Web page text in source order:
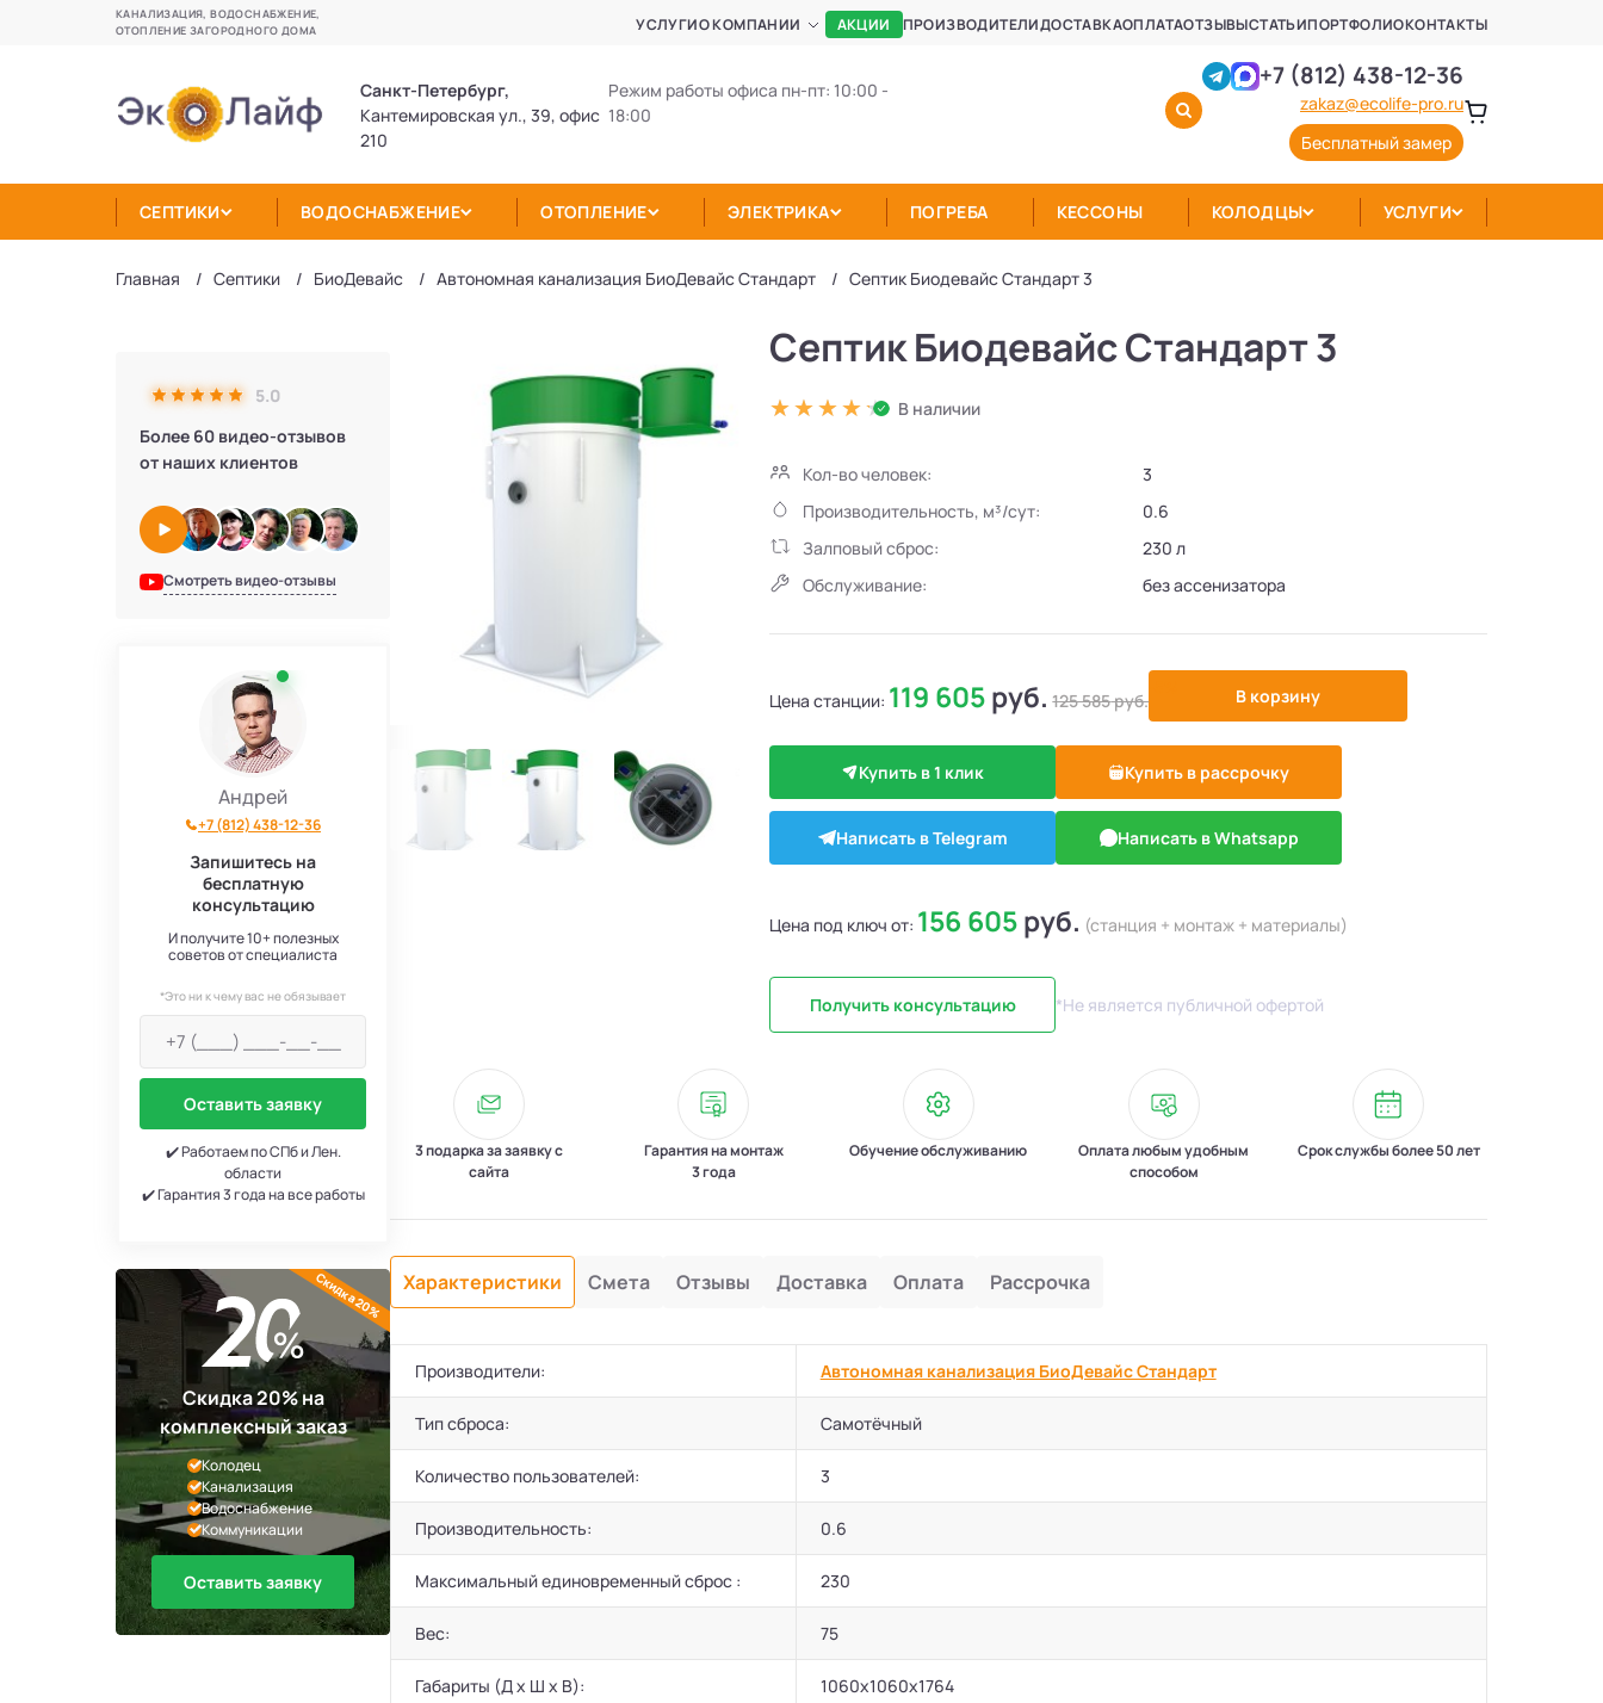
КАНАЛИЗАЦИЯ, ВОДОСНАБЖЕНИЕ,
ОТОПЛЕНИЕ ЗАГОРОДНОГО ДОМА
УСЛУГИО КОМПАНИИ АКЦИИ ПРОИЗВОДИТЕЛИДОСТАВКАОПЛАТАОТЗЫВЫСТАТЬИПОРТФОЛИОКОНТАКТЫ
Санкт-Петербург,
Кантемировская ул., 39, офис
210
Режим работы офиса пн-пт: 10:00 -
18:00
+7 (812) 438-12-36
zakaz@ecolife-pro.ru
Бесплатный замер
СЕПТИКИ ВОДОСНАБЖЕНИЕ ОТОПЛЕНИЕ ЭЛЕКТРИКА ПОГРЕБА КЕССОНЫ КОЛОДЦЫ УСЛУГИ
Главная Септики БиоДевaйс Автономная канализация БиоДевaйс Стандарт Септик Биодевайс Стандарт 3
5.0
Более 60 видео-отзывов
от наших клиентов
Смотреть видео-отзывы
Андрей
+7 (812) 438-12-36
Запишитесь на
бесплатную
консультацию
И получите 10+ полезных
советов от специалиста
*Это ни к чему вас не обязывает
Оставить заявку
✔️ Работаем по СПб и Лен.
области
✔️ Гарантия 3 года на все работы
Скидка 20% на
комплексный заказ
Колодец
Канализация
Водоснабжение
Коммуникации
Оставить заявку
Скидка 20%
Септик Биодевайс Стандарт 3
В наличии
Кол-во человек:
3
Производительность, м³/сут:
0.6
Залповый сброс:
230 л
Обслуживание:
без ассенизатора
Цена станции: 119 605руб. 125 585руб. В корзину
Купить в 1 клик Купить в рассрочку
Написать в Telegram Написать в Whatsapp
Цена под ключ от: 156 605руб. (станция + монтаж + материалы)
Получить консультацию *Не является публичной офертой
3 подарка за заявку с
сайта
Гарантия на монтаж
3 года
Обучение обслуживанию
Оплата любым удобным
способом
Срок службы более 50 лет
Характеристики Смета Отзывы Доставка Оплата Рассрочка
Производители: Автономная канализация БиоДевaйс Стандарт
Тип сброса: Самотёчный
Количество пользователей: 3
Производительность: 0.6
Максимальный единовременный сброс : 230
Вес: 75
Габариты (Д х Ш х В): 1060х1060х1764